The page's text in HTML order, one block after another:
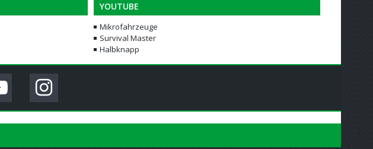
YOUTUBE
Mikrofahrzeuge
Survival Master
Halbknapp